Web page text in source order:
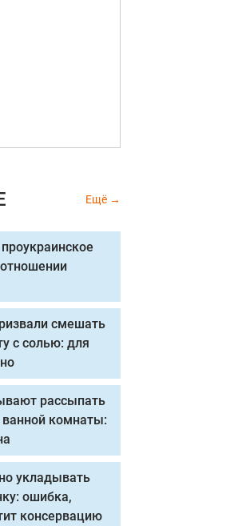
Ещё
смешать
с солью: для
рассыпать
ванной комнаты:
укладывать
ошибка,
консервацию